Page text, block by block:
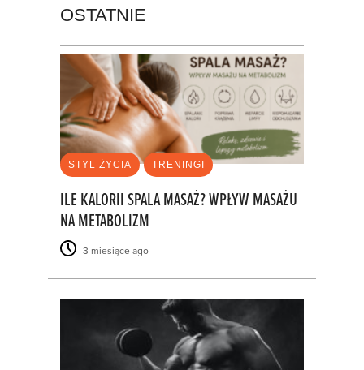
OSTATNIE
STYL ŻYCIA TRENINGI
ILE KALORII SPALA MASAŻ? WPŁYW MASAŻU
NA METABOLIZM
3 miesiące ago